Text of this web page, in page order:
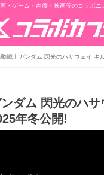
・ゲーム・声優・映画等のコラボニ
動戦士ガンダム 閃光のハサウェイ
ンダム 閃光のハ
年冬公開!